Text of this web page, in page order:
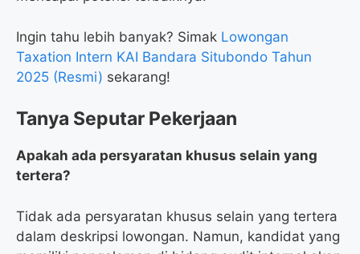
Ingin tahu lebih banyak? Simak Lowongan
Taxation Intern KAI Bandara Situbondo Tahun
2025 (Resmi) sekarang!
Tanya Seputar Pekerjaan
Apakah ada persyaratan khusus selain yang
tertera?
Tidak ada persyaratan khusus selain yang tertera
dalam deskripsi lowongan. Namun, kandidat yang